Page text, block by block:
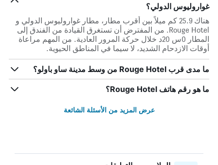
غواروليوس الدولي؟
هناك 25.9 كم ميلاً بين أقرب مطار، مطار غواروليوس الدولي و
Rouge Hotel. من المفترض أن تستغرق القيادة من الفندق إلى
المطار 0س 20د خلال حركة المرور العادية. من المهم مراعاة
أوقات الازدحام الشديد، لا سيما في المناطق الحيوية.
ما مدى قرب Rouge Hotel من وسط مدينة ساو باولو؟
ما هو رقم هاتف Rouge Hotel؟
عرض المزيد من الأسئلة الشائعة